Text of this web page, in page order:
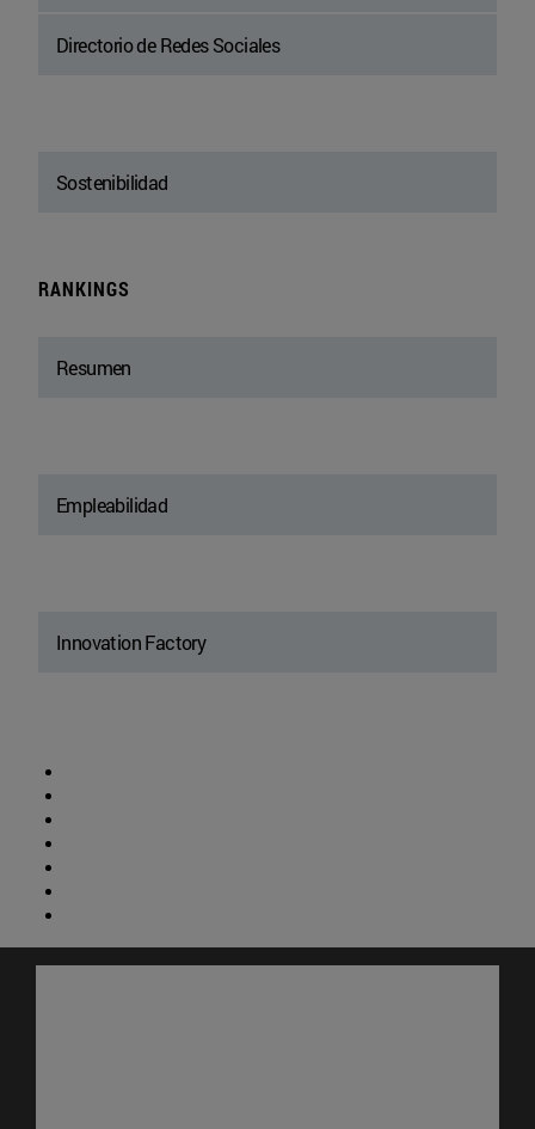
Directorio de Redes Sociales
Sostenibilidad
RANKINGS
Resumen
Empleabilidad
Innovation Factory